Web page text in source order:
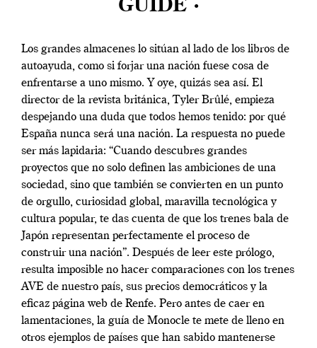
GUIDE ·
Los grandes almacenes lo sitúan al lado de los libros de
autoayuda, como si forjar una nación fuese cosa de
enfrentarse a uno mismo. Y oye, quizás sea así. El
director de la revista británica, Tyler Brûlé, empieza
despejando una duda que todos hemos tenido: por qué
España nunca será una nación. La respuesta no puede
ser más lapidaria: “Cuando descubres grandes
proyectos que no solo definen las ambiciones de una
sociedad, sino que también se convierten en un punto
de orgullo, curiosidad global, maravilla tecnológica y
cultura popular, te das cuenta de que los trenes bala de
Japón representan perfectamente el proceso de
construir una nación”. Después de leer este prólogo,
resulta imposible no hacer comparaciones con los trenes
AVE de nuestro país, sus precios democráticos y la
eficaz página web de Renfe. Pero antes de caer en
lamentaciones, la guía de Monocle te mete de lleno en
otros ejemplos de países que han sabido mantenerse